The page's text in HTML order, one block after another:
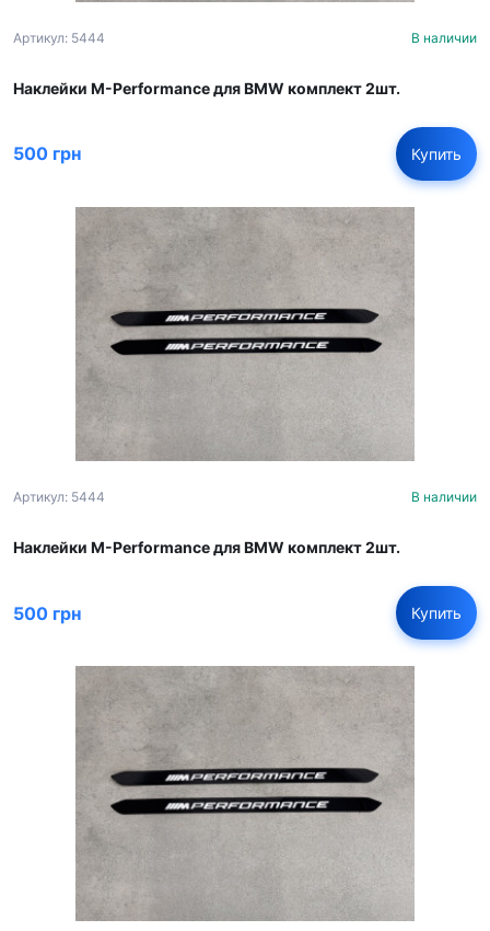
Артикул: 5444 В наличии
Наклейки M-Performance для BMW комплект 2шт.
500 грн Купить
Артикул: 5444 В наличии
Наклейки M-Performance для BMW комплект 2шт.
500 грн Купить